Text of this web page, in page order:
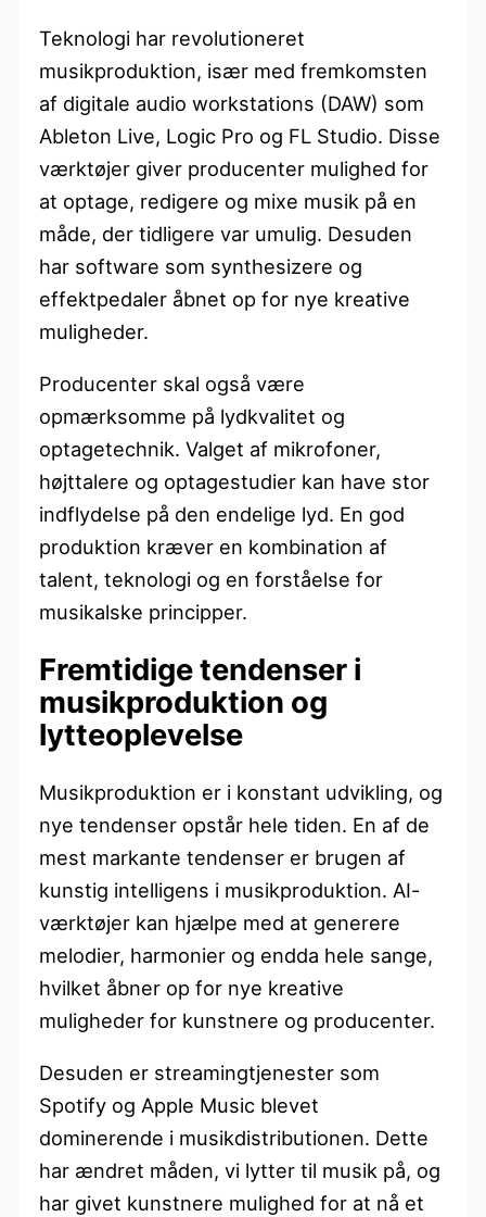
Teknologi har revolutioneret
musikproduktion, især med fremkomsten
af digitale audio workstations (DAW) som
Ableton Live, Logic Pro og FL Studio. Disse
værktøjer giver producenter mulighed for
at optage, redigere og mixe musik på en
måde, der tidligere var umulig. Desuden
har software som synthesizere og
effektpedaler åbnet op for nye kreative
muligheder.
Producenter skal også være
opmærksomme på lydkvalitet og
optagetechnik. Valget af mikrofoner,
højttalere og optagestudier kan have stor
indflydelse på den endelige lyd. En god
produktion kræver en kombination af
talent, teknologi og en forståelse for
musikalske principper.
Fremtidige tendenser i
musikproduktion og
lytteoplevelse
Musikproduktion er i konstant udvikling, og
nye tendenser opstår hele tiden. En af de
mest markante tendenser er brugen af
kunstig intelligens i musikproduktion. AI-
værktøjer kan hjælpe med at generere
melodier, harmonier og endda hele sange,
hvilket åbner op for nye kreative
muligheder for kunstnere og producenter.
Desuden er streamingtjenester som
Spotify og Apple Music blevet
dominerende i musikdistributionen. Dette
har ændret måden, vi lytter til musik på, og
har givet kunstnere mulighed for at nå et